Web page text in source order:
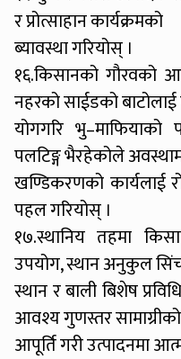
र प्रोत्साहान कार्यक्रमको
ब्यावस्था गरियोस् ।
१६.किसानको गौरवको
नहरको साईडको
योगगरि
पलटिङ्ग भैरहेकोले
खण्डिकरणको कार्यलाई
पहल गरियोस् ।
१७.स्थानिय तहमा
उपयोग, स्थान अनुकुल
स्थान र बाली बिशेष
आवश्य गुणस्तर
आपूर्ति गरी उत्पादनमा